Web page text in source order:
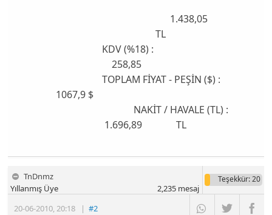
1.438,05
TL
KDV (%18) :
258,85
TOPLAM FİYAT - PEŞİN ($) :
1067,9 $
NAKİT / HAVALE (TL) :
1.696,89 TL
TnDnmz
20-06-2010,20:18 |#2
Yıllanmış Üye
Teşekkür: 20
2,235mesaj